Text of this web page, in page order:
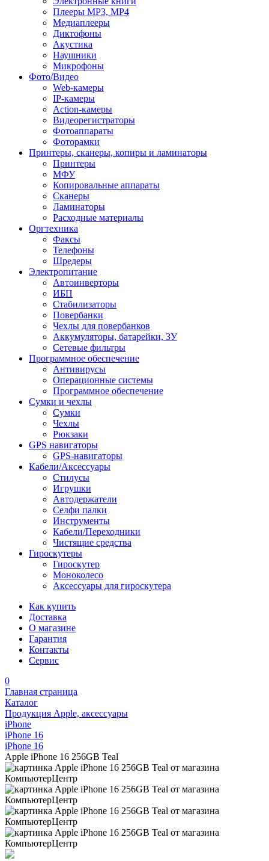
Плееры MP3, MP4
Медиаплееры
Диктофоны
Акустика
Наушники
Микрофоны
Фото/Видео
Web-камеры
IP-камеры
Action-камеры
Видеорегистраторы
Фотоаппараты
Фоторамки
Принтеры, сканеры, копиры и ламинаторы
Принтеры
МФУ
Копировальные аппараты
Сканеры
Ламинаторы
Расходные материалы
Оргтехника
Факсы
Телефоны
Шредеры
Электропитание
Автоинверторы
ИБП
Стабилизаторы
Повербанки
Чехлы для повербанков
Аккумуляторы, батарейки, ЗУ
Сетевые фильтры
Программное обеспечение
Антивирусы
Операционные системы
Программное обеспечение
Сумки и чехлы
Сумки
Чехлы
Рюкзаки
GPS навигаторы
GPS-навигаторы
Кабели/Аксессуары
Стилусы
Игрушки
Автодержатели
Селфи палки
Инструменты
Кабели/Переходники
Чистящие средства
Гироскутеры
Гироскутер
Моноколесо
Аксессуары для гироскутера
Как купить
Доставка
О магазине
Гарантия
Контакты
Сервис
0
Главная страница
Каталог
Продукция Apple, аксессуары
iPhone
iPhone 16
iPhone 16
Apple iPhone 16 256GB Teal